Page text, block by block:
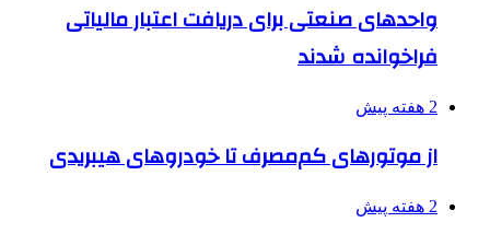
واحدهای صنعتی برای دریافت اعتبار مالیاتی
فراخوانده شدند
2 هفته پیش
از موتورهای کم‌مصرف تا خودروهای هیبریدی
2 هفته پیش